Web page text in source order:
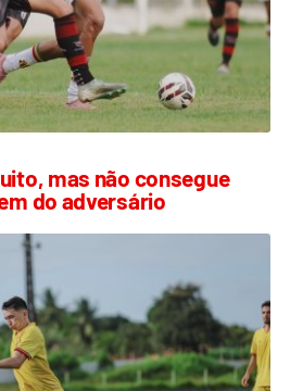
mas não consegue
do adversário